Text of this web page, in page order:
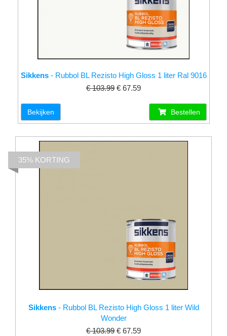
Sikkens- Rubbol BL Rezisto High Gloss 1 liter Ral 9016
€ 103.99 € 67.59
Bekijken Bestellen
Sikkens- Rubbol BL Rezisto High Gloss 1 liter Wild
Wonder
€ 103.99 € 67.59
35% KORTING